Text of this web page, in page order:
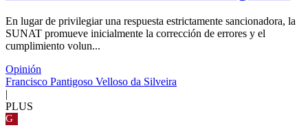
En lugar de privilegiar una respuesta estrictamente sancionadora, la
SUNAT promueve inicialmente la corrección de errores y el
cumplimiento volun...
Opinión
Francisco Pantigoso Velloso da Silveira
|
PLUS
G